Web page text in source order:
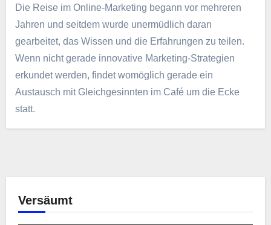
Die Reise im Online-Marketing begann vor mehreren
Jahren und seitdem wurde unermüdlich daran
gearbeitet, das Wissen und die Erfahrungen zu teilen.
Wenn nicht gerade innovative Marketing-Strategien
erkundet werden, findet womöglich gerade ein
Austausch mit Gleichgesinnten im Café um die Ecke
statt.
Versäumt